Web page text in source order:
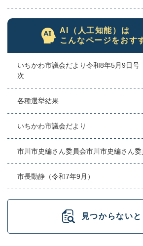
AI（人工知能）は
こんなページをおす
いちかわ市議会だより令和8年5月9日号
次
各種選挙結果
いちかわ市議会だより
市川市史編さん委員会市川市史編さん委
市長動静（令和7年9月）
見つからない